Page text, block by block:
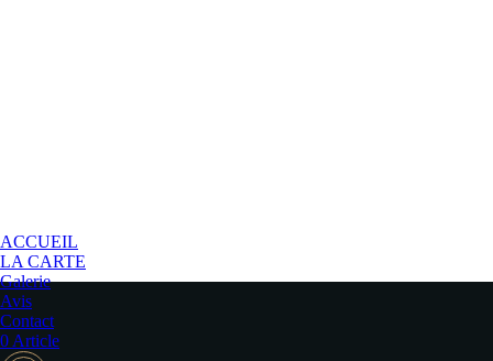
ACCUEIL
LA CARTE
Galerie
Avis
Contact
0 Article